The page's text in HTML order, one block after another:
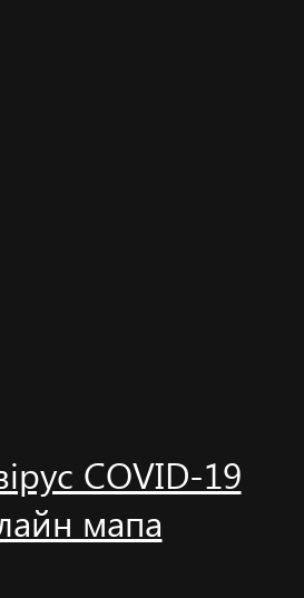
COVID-19
мапа